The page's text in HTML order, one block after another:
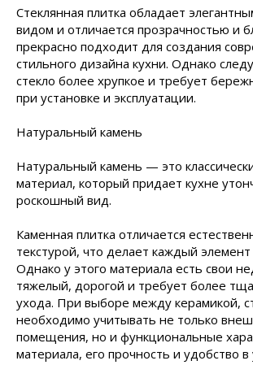
Стеклянная плитка обладает
видом и отличается прозрачностью и
прекрасно подходит для создания
стильного дизайна кухни. Однако
стекло более хрупкое и требует
при установке и эксплуатации.
Натуральный камень
Натуральный камень — это
материал, который придает кухне
роскошный вид.
Каменная плитка отличается
текстурой, что делает каждый
Однако у этого материала есть свои
тяжелый, дорогой и требует более
ухода. При выборе между керамикой,
необходимо учитывать не только
помещения, но и функциональные
материала, его прочность и удобство в